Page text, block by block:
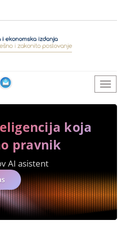
koja
pravnik
AI asistent